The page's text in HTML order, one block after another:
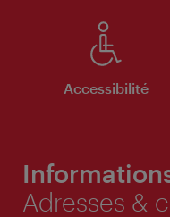
Accessibilité
Adresses &